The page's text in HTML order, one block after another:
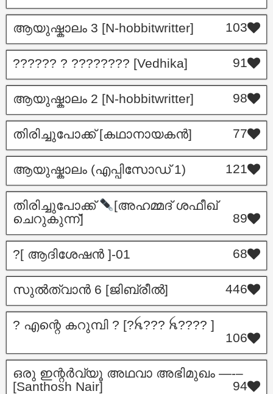
ആയുഷ്കാലം 3 [N-hobbitwritter] 103
?????? ? ???????? [Vedhika] 91
ആയുഷ്കാലം 2 [N-hobbitwritter] 98
തിരിച്ചുപോക്ക് [കഥാനായകൻ] 77
ആയുഷ്കാലം (എപ്പിസോഡ് 1) 121
തിരിച്ചുപോക്ക്
[അഹമ്മദ് ശഫീഖ്
ചെറുകുന്ന്]
89
?[ ആദിശേഷൻ ]-01 68
സുൽത്വാൻ 6 [ജിബ്രീൽ] 446
? എന്റെ കറുമ്പി ? [?ꫝ??? ꫝ???? ]
106
ഒരു ഇന്റര്‍വ്യൂ അഥവാ അഭിമുഖം —-–
[Santhosh Nair]
94